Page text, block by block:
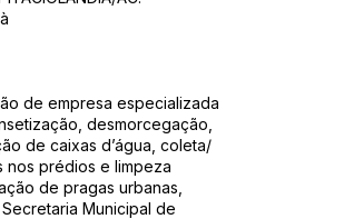
de empresa especializada
desmorcegação,
de caixas d’água, coleta/
nos prédios e limpeza
de pragas urbanas,
Municipal de